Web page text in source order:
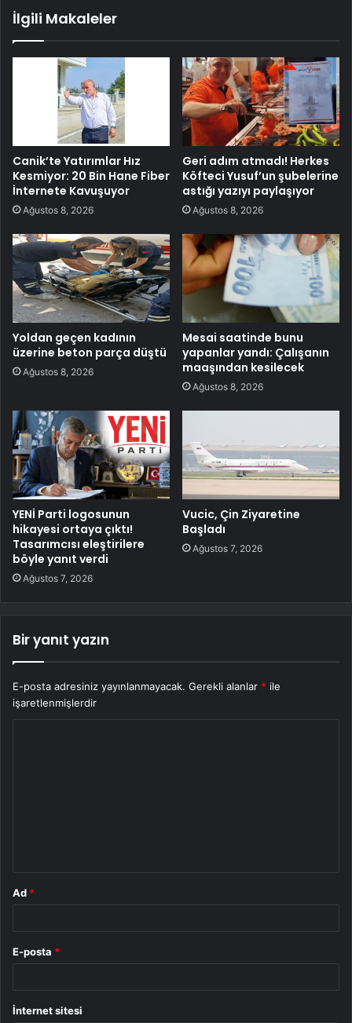
İlgili Makaleler
Canik’te Yatırımlar Hız
Kesmiyor: 20 Bin Hane Fiber
İnternete Kavuşuyor
Ağustos 8, 2026
Geri adım atmadı! Herkes
Köfteci Yusuf’un şubelerine
astığı yazıyı paylaşıyor
Ağustos 8, 2026
Yoldan geçen kadının
üzerine beton parça düştü
Ağustos 8, 2026
Mesai saatinde bunu
yapanlar yandı: Çalışanın
maaşından kesilecek
Ağustos 8, 2026
YENİ Parti logosunun
hikayesi ortaya çıktı!
Tasarımcısı eleştirilere
böyle yanıt verdi
Ağustos 7, 2026
Vucic, Çin Ziyaretine
Başladı
Ağustos 7, 2026
Bir yanıt yazın
E-posta adresiniz yayınlanmayacak. Gerekli alanlar * ile
işaretlenmişlerdir
Ad *
E-posta *
İnternet sitesi